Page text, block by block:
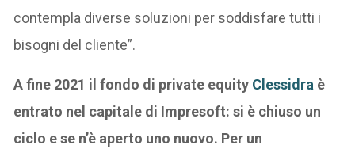
contempla diverse soluzioni per soddisfare tutti i
bisogni del cliente”.
A fine 2021 il fondo di private equity Clessidra è
entrato nel capitale di Impresoft: si è chiuso un
ciclo e se n’è aperto uno nuovo. Per un